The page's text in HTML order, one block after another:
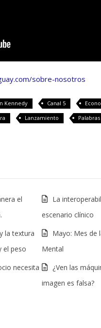
sobre-nosotros
Kennedy Canal 5
Lanzamiento
el
La
escenario clínico
la textura
el peso
Mayo: Mes de
Mental
necesita
¿Ven las
imagen es falsa?